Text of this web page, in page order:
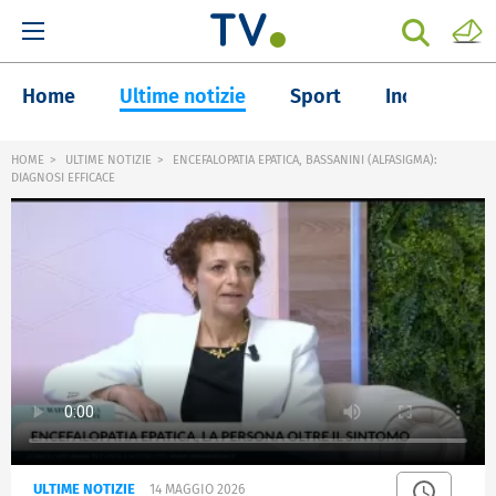
Home Ultime notizie Sport Inchieste
HOME ULTIME NOTIZIE
ENCEFALOPATIA EPATICA, BASSANINI (ALFASIGMA):
DIAGNOSI EFFICACE
ULTIME NOTIZIE 14 MAGGIO 2026